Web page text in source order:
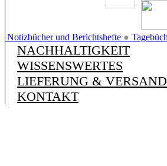
Notizbücher und Berichtshefte ●
NACHHALTIGKEIT
WISSENSWERTES
LIEFERUNG & VERSAND
KONTAKT